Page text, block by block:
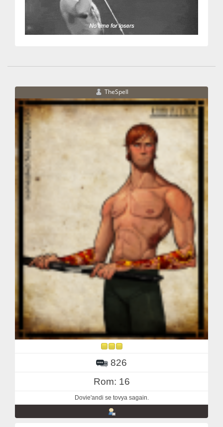
TheSpell
826
Rom: 16
Dovie'andi se tovya sagain.